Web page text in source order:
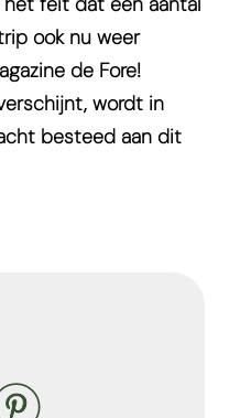
ook nu weer
de Fore!
wordt in
besteed aan dit
